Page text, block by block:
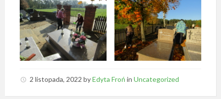
2 listopada, 2022 byEdyta Froń in Uncategorized